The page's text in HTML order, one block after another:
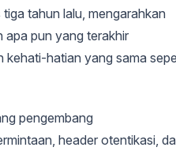
tahun lalu, mengarahkan
apa pun yang terakhir
kehati-hatian yang sama
pengembang
header otentikasi,